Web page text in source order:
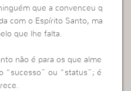
que a convenceu q
com o Espírito Santo, ma
que lhe falta.
não é para os que alme
“sucesso” ou “status”; é